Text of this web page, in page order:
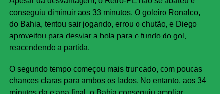
conseguiu diminuir aos 33 minutos. O goleiro Ronaldo,
do Bahia, tentou sair jogando, errou o chutão, e Diego
aproveitou para desviar a bola para o fundo do gol,
reacendendo a partida.
O segundo tempo começou mais truncado, com poucas
chances claras para ambos os lados. No entanto, aos 34